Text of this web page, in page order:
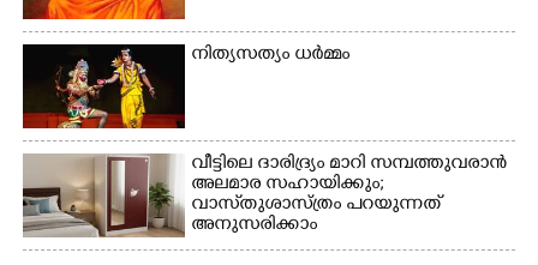
നിത്യസത്യം ധർമ്മം
വീട്ടിലെ ദാരിദ്ര്യം മാറി സമ്പത്തുവരാൻ
അലമാര സഹായിക്കും;
വാസ്‌തുശാസ്ത്രം പറയുന്നത്
അനുസരിക്കാം